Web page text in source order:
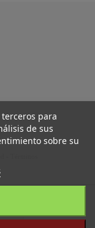
para
de sus
sobre su